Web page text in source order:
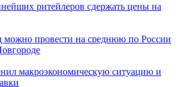
ритейлеров сдержать цены на
можно провести на среднюю по России
макроэкономическую ситуацию и